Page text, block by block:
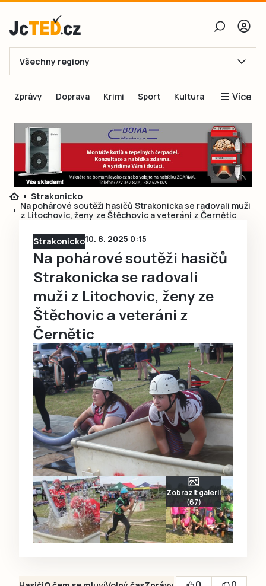
E-mail
Obnovit heslo
Přihlásit se
Přihlásit se přes Facebook
Ještě nemám účet, chci se
Všechny regiony
Zprávy Doprava Krimi Sport Kultura Více
Blogy
Inspirace
Čtenáři píší
Speciální přílohy
Strakonicko
Na pohárové soutěži hasičů Strakonicka se radovali muži
z Litochovic, ženy ze Štěchovic a veteráni z Černětic
Strakonicko10. 8. 2025 0:15
Na pohárové soutěži hasičů
Strakonicka se radovali
muži z Litochovic, ženy ze
Štěchovic a veteráni z
Černětic
Zobrazit galerii
(67)